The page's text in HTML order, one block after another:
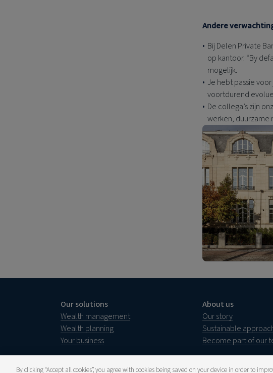
Andere
BijDelen Private
op kantoor. “By
mogelijk.
Je hebt passie
voortdurend
De collega’s zijn
werken, duurzame
Our solutions
Wealth management
Wealth planning
Your business
About us
Our story
Sustainable
Become part of our
By clicking “Accept all cookies”, you agree with cookies being saved on your device in order to